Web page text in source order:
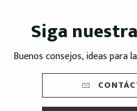
Siga
Buenos consejos, ideas para